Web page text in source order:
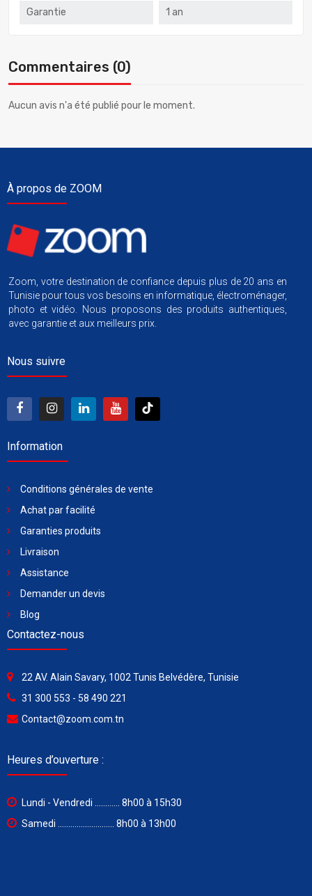
Garantie 1 an
Commentaires (0)
Aucun avis n'a été publié pour le moment.
À propos de ZOOM
Zoom, votre destination de confiance depuis plus de 20 ans en
Tunisie pour tous vos besoins en informatique, électroménager,
photo et vidéo. Nous proposons des produits authentiques,
avec garantie et aux meilleurs prix.
Nous suivre
Information
Conditions générales de vente
Achat par facilité
Garanties produits
Livraison
Assistance
Demander un devis
Blog
Contactez-nous
22 AV. Alain Savary, 1002 Tunis Belvédère, Tunisie
31 300 553 - 58 490 221
Contact@zoom.com.tn
Heures d’ouverture :
Lundi - Vendredi ............ 8h00 à 15h30
Samedi ........................... 8h00 à 13h00